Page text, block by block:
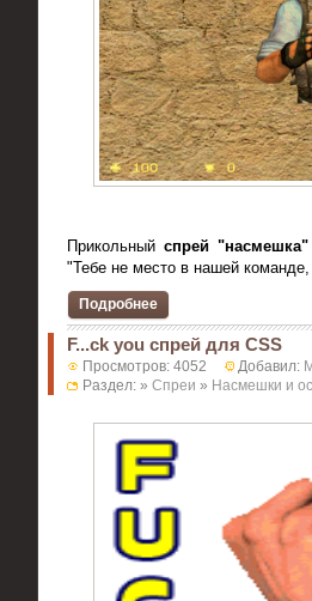
Прикольный спрей
"Тебе не место в нашей
Подробнее
F...ck you спрей для CSS
Просмотров: 4052 Добавил:
Раздел: » Спреи » Насмешки и